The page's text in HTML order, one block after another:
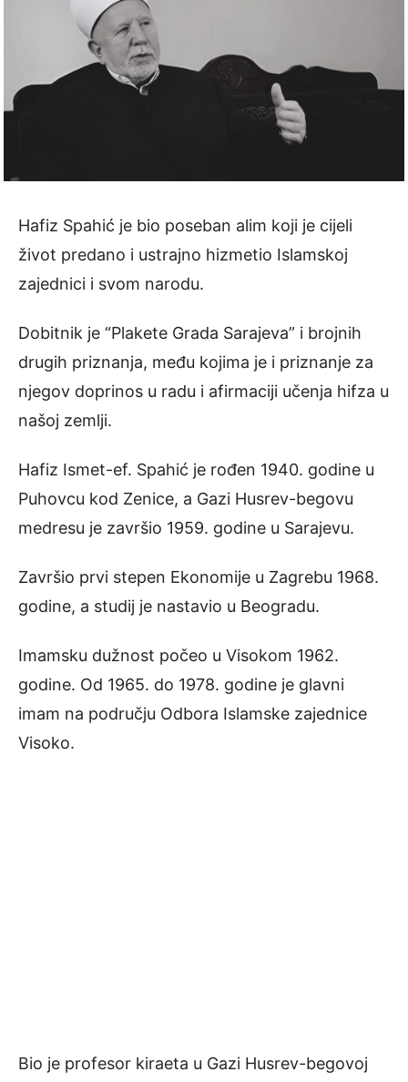
Hafiz Spahić je bio poseban alim koji je cijeli
život predano i ustrajno hizmetio Islamskoj
zajednici i svom narodu.
Dobitnik je “Plakete Grada Sarajeva” i brojnih
drugih priznanja, među kojima je i priznanje za
njegov doprinos u radu i afirmaciji učenja hifza u
našoj zemlji.
Hafiz Ismet-ef. Spahić je rođen 1940. godine u
Puhovcu kod Zenice, a Gazi Husrev-begovu
medresu je završio 1959. godine u Sarajevu.
Završio prvi stepen Ekonomije u Zagrebu 1968.
godine, a studij je nastavio u Beogradu.
Imamsku dužnost počeo u Visokom 1962.
godine. Od 1965. do 1978. godine je glavni
imam na području Odbora Islamske zajednice
Visoko.
Bio je profesor kiraeta u Gazi Husrev-begovoj